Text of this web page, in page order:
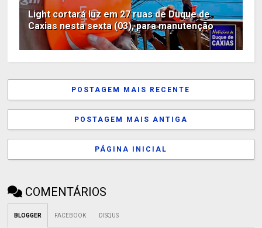
Light cortará luz em 27 ruas de Duque de
Caxias nesta sexta (03), para manutenção
POSTAGEM MAIS RECENTE
POSTAGEM MAIS ANTIGA
PÁGINA INICIAL
COMENTÁRIOS
BLOGGER FACEBOOK DISQUS